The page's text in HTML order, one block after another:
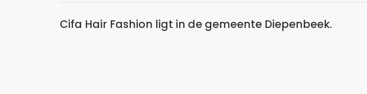
Cifa Hair Fashion ligt in de gemeente Diepenbeek.